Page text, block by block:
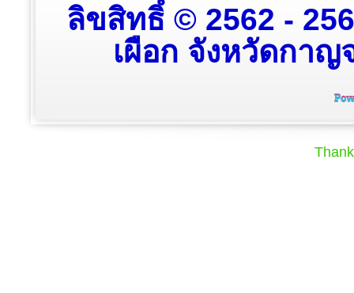
ลิขสิทธิ์ © 2562 -
เผือก จังหวัดกา